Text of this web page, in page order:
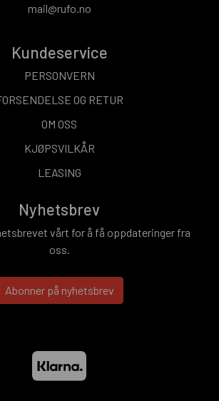
mail@rufo.no
Kundeservice
PERSONVERN
OG RETUR
OM OSS
KJØPSVILKÅR
LEASING
Nyhetsbrev
vårt for å få oppdateringer fra
oss.
Abonner på nyhetsbrev